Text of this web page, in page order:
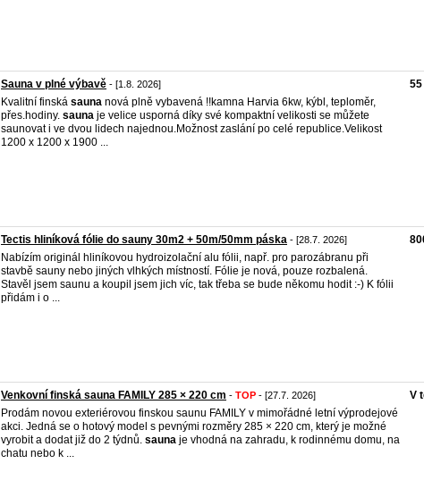
Sauna v plné výbavě - [1.8. 2026]
Kvalitní finská sauna nová plně vybavená !!kamna Harvia 6kw, kýbl, teploměr,
přes.hodiny. sauna je velice usporná díky své kompaktní velikosti se můžete
saunovat i ve dvou lidech najednou.Možnost zaslání po celé republice.Velikost
1200 x 1200 x 1900 ...
Tectis hliníková fólie do sauny 30m2 + 50m/50mm páska - [28.7. 2026]
Nabízím originál hliníkovou hydroizolační alu fólii, např. pro parozábranu při
stavbě sauny nebo jiných vlhkých místností. Fólie je nová, pouze rozbalená.
Stavěl jsem saunu a koupil jsem jich víc, tak třeba se bude někomu hodit :-) K fólii
přidám i o ...
Venkovní finská sauna FAMILY 285 × 220 cm - TOP - [27.7. 2026]
Prodám novou exteriérovou finskou saunu FAMILY v mimořádné letní výprodejové
akci. Jedná se o hotový model s pevnými rozměry 285 × 220 cm, který je možné
vyrobit a dodat již do 2 týdnů. sauna je vhodná na zahradu, k rodinnému domu, na
chatu nebo k ...
V